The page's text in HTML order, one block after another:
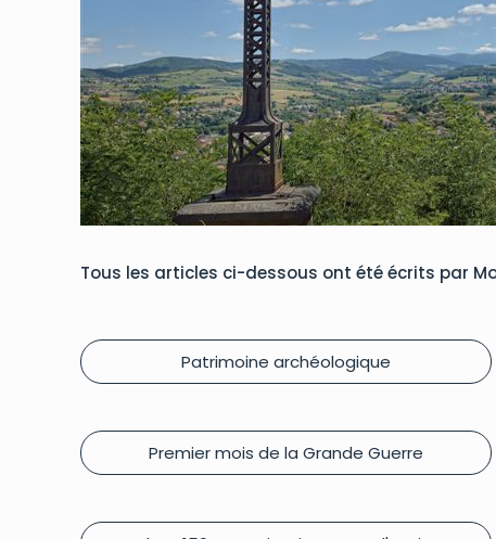
Tous les articles ci-dessous ont été écrits par
Patrimoine archéologique
Premier mois de la Grande Guerre